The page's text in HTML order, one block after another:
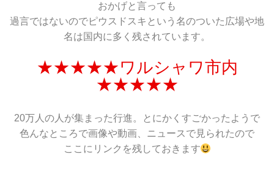
おかげと言っても
過言ではないのでピウスドスキという名のついた広場や地
名は国内に多く残されています。
★★★★★ワルシャワ市内
★★★★★
20万人の人が集まった行進。とにかくすごかったようで
色んなところで画像や動画、ニュースで見られたので
ここにリンクを残しておきます